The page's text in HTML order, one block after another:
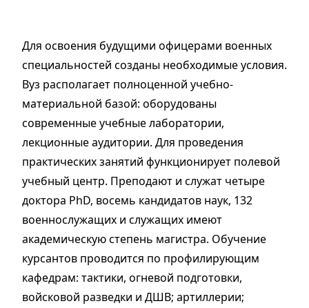
Для освоения будущими офицерами военных
специальностей созданы необходимые условия.
Вуз располагает полноценной учебно-
материальной базой: оборудованы
современные учебные лаборатории,
лекционные аудитории. Для проведения
практических занятий функционирует полевой
учебный центр. Преподают и служат четыре
доктора PhD, восемь кандидатов наук, 132
военнослужащих и служащих имеют
академическую степень магистра. Обучение
курсантов проводится по профилирующим
кафедрам: тактики, огневой подготовки,
войсковой разведки и ДШВ; артиллерии;